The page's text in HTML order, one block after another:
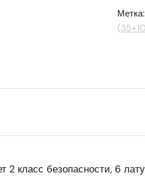
Метка:
класс безопасности, 6